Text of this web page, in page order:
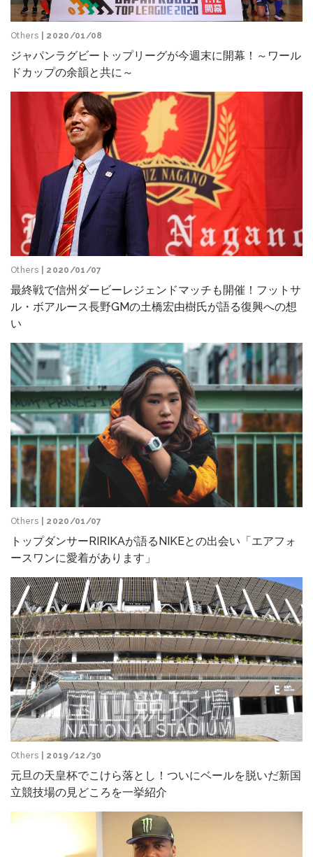
Others | 2020/01/08
ジャパンラグビートップリーグが今週末に開幕！～ワール
ドカップの余韻と共に～
Others | 2020/01/07
最終戦で信州ダービーレジェンドマッチも開催！フットサ
ル・ボアルース長野GMの土橋宏由樹氏が語る復興への想
い
Others | 2020/01/07
トップダンサーRIRIKAが語るNIKEとの出会い「エアフォ
ースワンに愛着があります」
Others | 2019/12/30
元旦の天皇杯でこけら落とし！ついにベールを脱いだ新国
立競技場の見どころを一挙紹介